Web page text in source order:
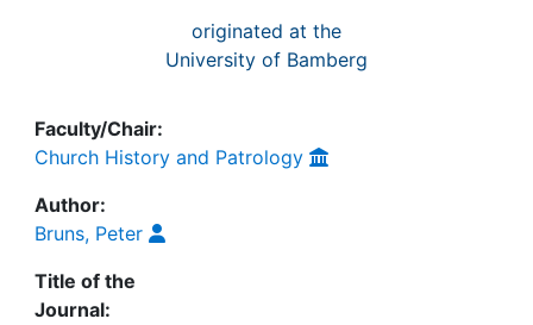
originated at the
University of Bamberg
Faculty/Chair:
Church History and Patrology
Author:
Bruns, Peter
Title of the
Journal: